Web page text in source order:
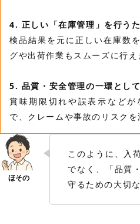
4. 正しい「在庫管理」を行う
検品結果を元に正しい在庫数
グや出荷作業もスムーズに行え
5. 品質・安全管理の一環として
賞味期限切れや誤表示などが
で、クレームや事故のリスクを
このように、入
でなく、「品質
守るための大切